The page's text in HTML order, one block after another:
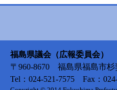
福島県議会（広報委員会）
〒960-8670 福島県福島市杉
Tel：024-521-7575 Fax：